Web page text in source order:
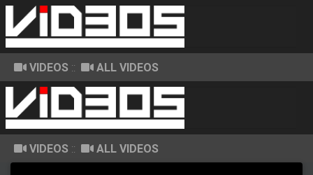
VIDEOS :: ALL VIDEOS
VIDEOS :: ALL VIDEOS